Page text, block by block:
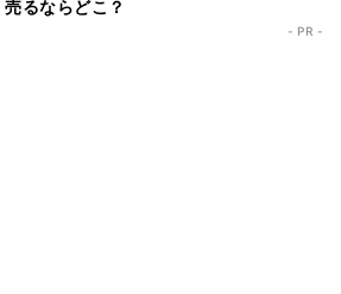
売るならどこ？
- PR -